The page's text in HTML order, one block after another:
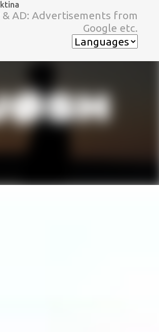
てメイン コンテンツに移動
& AD: Advertisements from
Google etc.